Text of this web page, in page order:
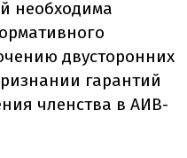
необходима
двусторонних
гарантий
членства в АИВ-